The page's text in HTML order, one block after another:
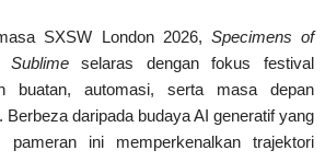
SXSW London 2026, Specimens of
selaras dengan fokus festival
buatan, automasi, serta masa depan
Berbeza daripada budaya AI generatif yang
ini memperkenalkan trajektori